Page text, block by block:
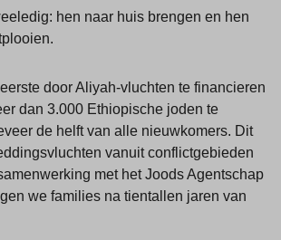
hen naar huis brengen en hen
door Aliyah-vluchten te financieren
dan 3.000 Ethiopische joden te
de helft van alle nieuwkomers. Dit
vanuit conflictgebieden
met het Joods Agentschap
we families na tientallen jaren van